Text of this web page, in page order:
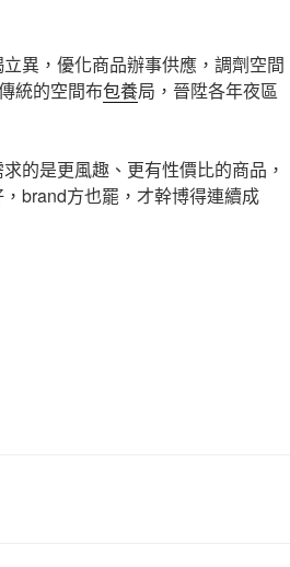
異，優化商品辦事供應，調劑空間
統的空間布包養局，晉陞各年夜區
的是更風趣、更有性價比的商品，
brand方也罷，才幹博得連續成